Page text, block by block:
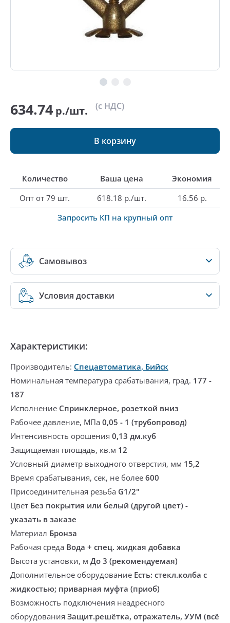
634.74 р./шт. (с НДС)
В корзину
Количество Ваша цена
Экономия
Опт от 79 шт.
618.18 р./шт.
16.56 р.
Запросить КП на крупный опт
Самовывоз
Условия доставки
Характеристики:
Производитель: Спецавтоматика, Бийск
Номинальная температура срабатывания, град. 177 -
187
Исполнение Спринклерное, розеткой вниз
Рабочее давление, МПа 0,05 - 1 (трубопровод)
Интенсивность орошения 0,13 дм.куб
Защищаемая площадь, кв.м 12
Условный диаметр выходного отверстия, мм 15,2
Время срабатывания, сек, не более 600
Присоединительная резьба G1/2"
Цвет Без покрытия или белый (другой цвет) -
указать в заказе
Материал Бронза
Рабочая среда Вода + спец. жидкая добавка
Высота установки, м До 3 (рекомендуемая)
Дополнительное оборудование Есть: стекл.колба с
жидкостью; приварная муфта (приоб)
Возможность подключения неадресного
оборудования Защит.решётка, отражатель, УУМ (всё